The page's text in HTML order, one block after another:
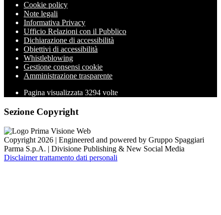
Cookie policy
Note legali
Informativa Privacy
Ufficio Relazioni con il Pubblico
Dichiarazione di accessibilità
Obiettivi di accessibilità
Whistleblowing
Gestione consensi cookie
Amministrazione trasparente
Pagina visualizzata 3294 volte
Sezione Copyright
Copyright 2026 | Engineered and powered by Gruppo Spaggiari
Parma S.p.A. | Divisione Publishing & New Social Media
Disclaimer trattamento dati personali